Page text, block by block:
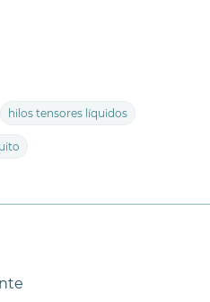
hilos tensores líquidos